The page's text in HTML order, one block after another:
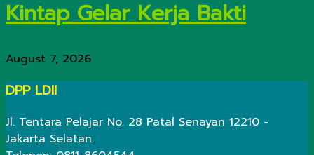
Kintap Gelar Kerja Bakti
August 7, 2026
DPP LDII
Jl. Tentara Pelajar No. 28 Patal Senayan 12210 -
Jakarta Selatan.